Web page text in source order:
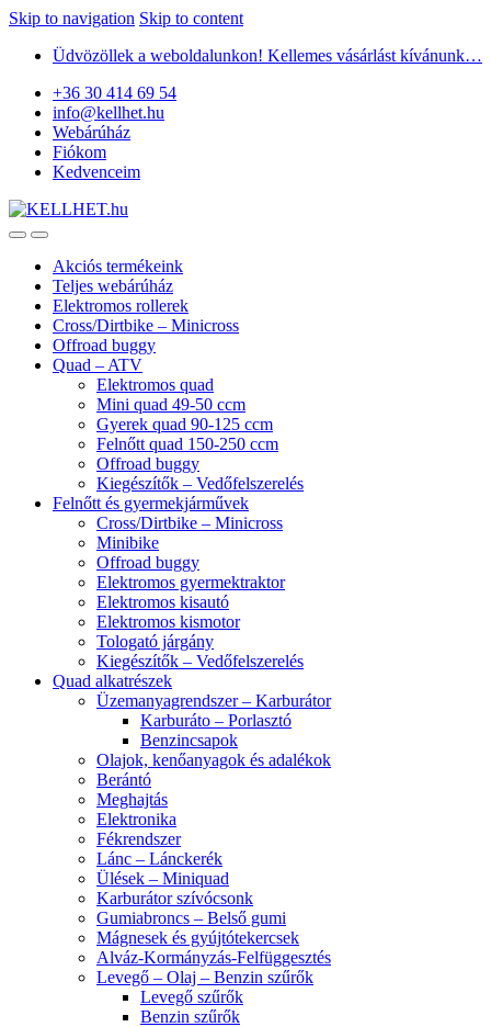
Skip to navigation Skip to content
Üdvözöllek a weboldalunkon! Kellemes vásárlást kívánunk…
+36 30 414 69 54
info@kellhet.hu
Webárúház
Fiókom
Kedvenceim
Akciós termékeink
Teljes webárúház
Elektromos rollerek
Cross/Dirtbike – Minicross
Offroad buggy
Quad – ATV
Elektromos quad
Mini quad 49-50 ccm
Gyerek quad 90-125 ccm
Felnőtt quad 150-250 ccm
Offroad buggy
Kiegészítők – Vedőfelszerelés
Felnőtt és gyermekjárművek
Cross/Dirtbike – Minicross
Minibike
Offroad buggy
Elektromos gyermektraktor
Elektromos kisautó
Elektromos kismotor
Tologató járgány
Kiegészítők – Vedőfelszerelés
Quad alkatrészek
Üzemanyagrendszer – Karburátor
Karburáto – Porlasztó
Benzincsapok
Olajok, kenőanyagok és adalékok
Berántó
Meghajtás
Elektronika
Fékrendszer
Lánc – Lánckerék
Ülések – Miniquad
Karburátor szívócsonk
Gumiabroncs – Belső gumi
Mágnesek és gyújtótekercsek
Alváz-Kormányzás-Felfüggesztés
Levegő – Olaj – Benzin szűrők
Levegő szűrők
Benzin szűrők